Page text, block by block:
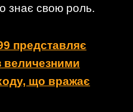
знає свою роль.
представляє
величезними
що вражає